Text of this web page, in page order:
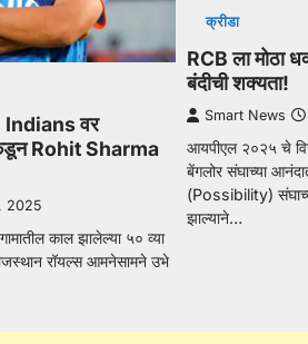
Indians वर
Rohit Sharma
2025
काल झालेल्या ५० व्या
रॉयल्स आमनेसामने उभे
क्रीडा
RCB ला मोठा
बंदीची शक्यता!
Smart News
आयपीएल २०२५ चे
बेंगलोर संघाच्या
(Possibility)
झाल्याने…